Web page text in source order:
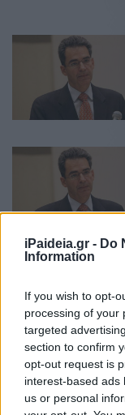
iPaideia.gr - Do
Information
If you wish to opt-
processing of your
targeted
section to confirm
opt-out request is
interest-based ads
us or personal